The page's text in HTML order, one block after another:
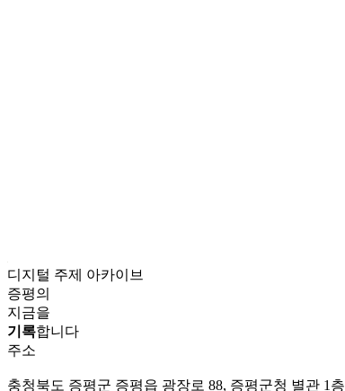
디지털 주제 아카이브
증평의
지금을
기록합니다
주소
충청북도 증평군 증평읍 광장로 88, 증평군청 별관 1층